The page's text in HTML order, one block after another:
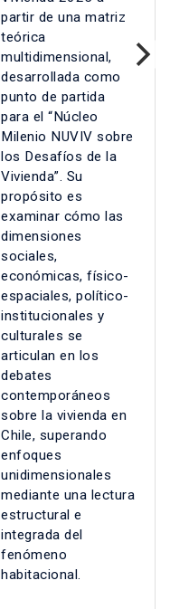
partir de una matriz
teórica
multidimensional,
desarrollada como
punto de partida
para el “Núcleo
Milenio NUVIV sobre
los Desafíos de la
Vivienda”. Su
propósito es
examinar cómo las
dimensiones
sociales,
económicas, físico-
espaciales, político-
institucionales y
culturales se
articulan en los
debates
contemporáneos
sobre la vivienda en
Chile, superando
enfoques
unidimensionales
mediante una lectura
estructural e
integrada del
fenómeno
habitacional.